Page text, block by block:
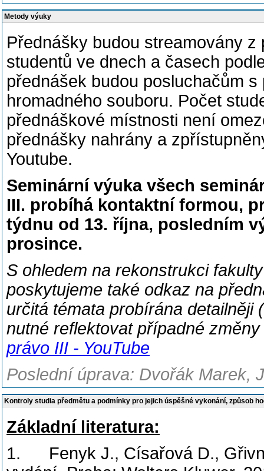
Metody výuky
Přednášky budou streamovány
studentů ve dnech a časech
přednášek budou posluchačům
hromadného souboru. Počet
přednáškové místnosti není
přednášky nahrány a
Youtube.
Seminární výuka všech
III. probíhá kontaktní formou,
týdnu od 13. října, posledním
prosince.
S ohledem na rekonstrukci
poskytujeme také odkaz na
určitá témata probírána
nutné reflektovat případné
právo III - YouTube
Poslední úprava: Dvořák Marek,
Kontroly studia předmětu a podmínky pro jejich úspěšné vykonání, způsob
Základní literatura:
1. Fenyk J., Císařová D.,